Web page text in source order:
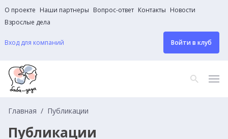
О проекте Наши партнеры Вопрос-ответ Контакты Новости
Взрослые дела
Вход для компаний Войти в клуб
Главная Публикации
Публикации